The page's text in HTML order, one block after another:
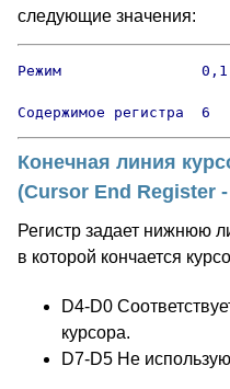
следующие значения:
Режим
Содержимое
Конечная линия
(Cursor End Register
Регистр задает нижнюю
в которой кончается
D4-D0
курсора.
D7-D5 Не